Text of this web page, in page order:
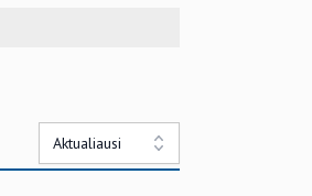
Aktualiausi